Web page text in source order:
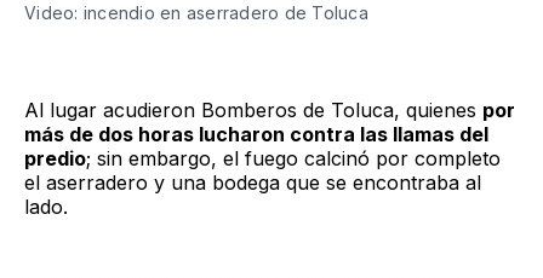
Video: incendio en aserradero de Toluca
Al lugar acudieron Bomberos de Toluca, quienes por
más de dos horas lucharon contra las llamas del
predio; sin embargo, el fuego calcinó por completo
el aserradero y una bodega que se encontraba al
lado.